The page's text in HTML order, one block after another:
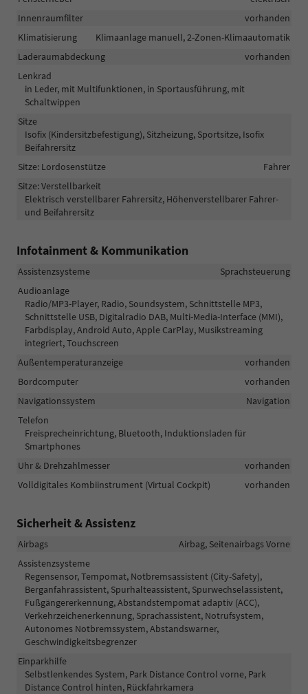
Innenraumfilter
vorhanden
Klimatisierung
Klimaanlage manuell, 2-Zonen-Klimaautomatik
Laderaumabdeckung
vorhanden
Lenkrad
in Leder, mit Multifunktionen, in Sportausführung, mit
Schaltwippen
Sitze
Isofix (Kindersitzbefestigung), Sitzheizung, Sportsitze, Isofix
Beifahrersitz
Sitze: Lordosenstütze
Fahrer
Sitze: Verstellbarkeit
Elektrisch verstellbarer Fahrersitz, Höhenverstellbarer Fahrer-
und Beifahrersitz
Infotainment & Kommunikation
Assistenzsysteme
Sprachsteuerung
Audioanlage
Radio/MP3-Player, Radio, Soundsystem, Schnittstelle MP3,
Schnittstelle USB, Digitalradio DAB, Multi-Media-Interface (MMI),
Farbdisplay, Android Auto, Apple CarPlay, Musikstreaming
integriert, Touchscreen
Außentemperaturanzeige
vorhanden
Bordcomputer
vorhanden
Navigationssystem
Navigation
Telefon
Freisprecheinrichtung, Bluetooth, Induktionsladen für
Smartphones
Uhr & Drehzahlmesser
vorhanden
Volldigitales Kombiinstrument (Virtual Cockpit)
vorhanden
Sicherheit & Assistenz
Airbags
Airbag, Seitenairbags Vorne
Assistenzsysteme
Regensensor, Tempomat, Notbremsassistent (City-Safety),
Berganfahrassistent, Spurhalteassistent, Spurwechselassistent,
Fußgängererkennung, Abstandstempomat adaptiv (ACC),
Verkehrzeichenerkennung, Sprachassistent, Notrufsystem,
Autonomes Notbremssystem, Abstandswarner,
Geschwindigkeitsbegrenzer
Einparkhilfe
Selbstlenkendes System, Park Distance Control vorne, Park
Distance Control hinten, Rückfahrkamera